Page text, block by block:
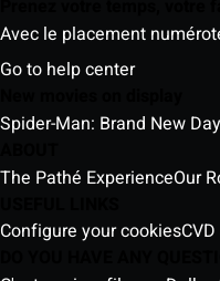
Avec le placement
Go to help center
Spider-Man: Brand New Day
The Pathé ExperienceOur
Configure your cookies